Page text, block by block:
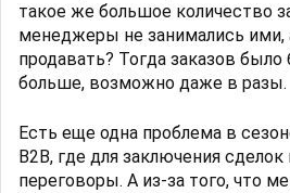
такое же большое количество
менеджеры не занимались ими,
продавать? Тогда заказов
больше, возможно даже в разы.
Есть еще одна проблема в
B2B, где для заключения
переговоры. А из-за того, что